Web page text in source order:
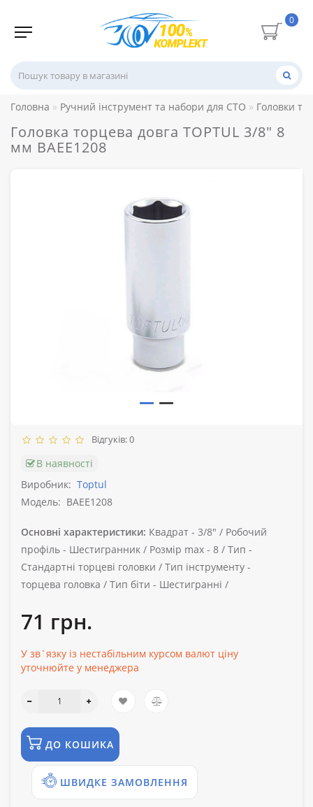
0
Головна Ручний інструмент та набори для СТО Головки
Головка торцева довга TOPTUL 3/8" 8
мм BAEE1208
Відгуків: 0
В наявності
Виробник: Toptul
Модель: BAEE1208
Основні характеристики: Квадрат - 3/8" / Робочий
профіль - Шестигранник / Розмір max - 8 / Тип -
Стандартні торцеві головки / Тип інструменту -
торцева головка / Тип біти - Шестигранні /
71 грн.
У зв`язку із нестабільним курсом валют ціну
уточнюйте у менеджера
ДО КОШИКА
ШВИДКЕ ЗАМОВЛЕННЯ